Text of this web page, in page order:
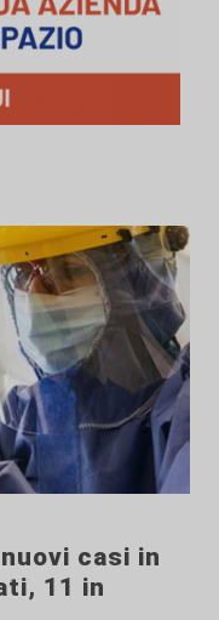
casi in
11 in